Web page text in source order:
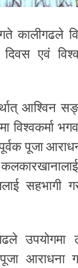
एवं
आश्विन
विश्वकर्मा
पूजा
सहभागी
उपयोगमा
आराधना